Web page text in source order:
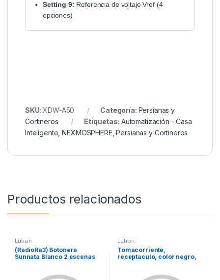
Setting 9: Referencia de voltaje Vref (4
opciones)
SKU:XDW-A50 Categoría: Persianas y
Cortineros
Etiquetas: Automatización - Casa
Inteligente ,NEXMOSPHERE ,Persianas y Cortineros
Productos relacionados
Lutron
(RadioRa3) Botonera
Sunnata Blanco 2 escenas
Lutron
Tomacorriente,
receptaculo, color negro,